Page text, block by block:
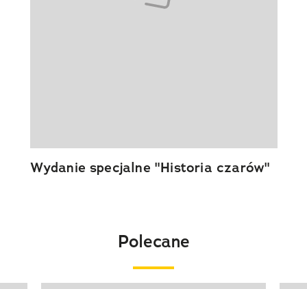
Wydanie specjalne "Historia czarów"
Polecane